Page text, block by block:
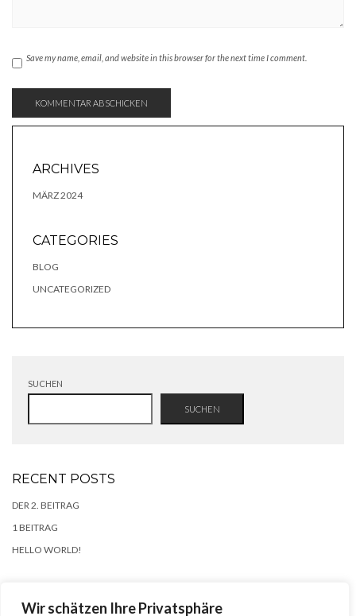
Wir schätzen Ihre Privatsphäre
Save my name, email, and website in this browser for the next time I comment.
ARCHIVES
MÄRZ 2024
CATEGORIES
BLOG
UNCATEGORIZED
SUCHEN
SUCHEN
RECENT POSTS
DER 2. BEITRAG
1 BEITRAG
HELLO WORLD!